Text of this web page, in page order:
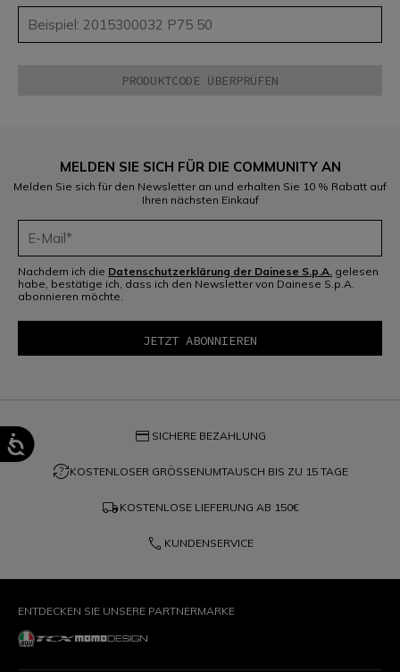
MELDEN SIE SICH FÜR DIE COMMUNITY AN
Melden Sie sich für den Newsletter an und erhalten Sie 10 % Rabatt auf
Ihren nächsten Einkauf
Nachdem ich die Datenschutzerklärung der Dainese S.p.A. gelesen
habe, bestätige ich, dass ich den Newsletter von Dainese S.p.A.
abonnieren möchte.
credit_card SICHERE BEZAHLUNG
question_exchangeKOSTENLOSER GRÖSSENUMTAUSCH BIS ZU 15 TAGE
local_shipping KOSTENLOSE LIEFERUNG AB 150€
phone KUNDENSERVICE
ENTDECKEN SIE UNSERE PARTNERMARKE